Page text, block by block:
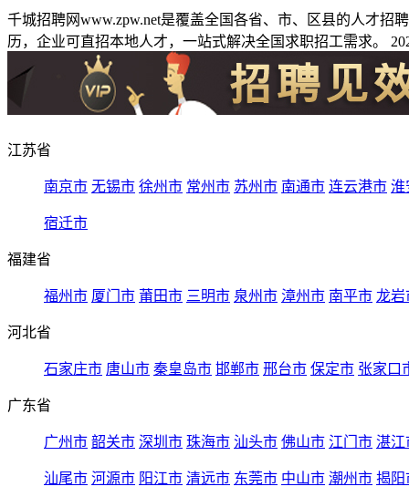
千城招聘网www.zpw.net是覆盖全国各省、市、区县的人才
历，企业可直招本地人才，一站式解决全国求职招工需求。
江苏省
南京市 无锡市 徐州市 常州市 苏州市 南通市 连云港市 淮
宿迁市
福建省
福州市 厦门市 莆田市 三明市 泉州市 漳州市 南平市 龙岩
河北省
石家庄市 唐山市 秦皇岛市 邯郸市 邢台市 保定市 张家口
广东省
广州市 韶关市 深圳市 珠海市 汕头市 佛山市 江门市 湛江
汕尾市 河源市 阳江市 清远市 东莞市 中山市 潮州市 揭阳